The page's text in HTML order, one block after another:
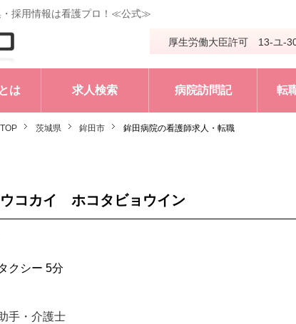
・採用情報は看護プロ！≪公式≫
厚生労働大臣許可 13-ユ-
は 求人検索 病院訪問記 転
茨城県 鉾田市 鉾田病院の看護師求人・転職
コカイ ホコタビョウイン
クシー 5分
手・介護士